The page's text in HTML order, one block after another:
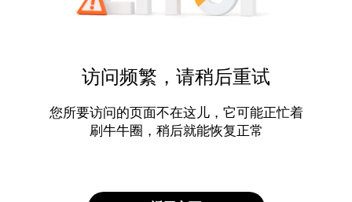
访问频繁，请稍后重试
您所要访问的页面不在这儿，它可能正忙着
刷牛牛圈，稍后就能恢复正常